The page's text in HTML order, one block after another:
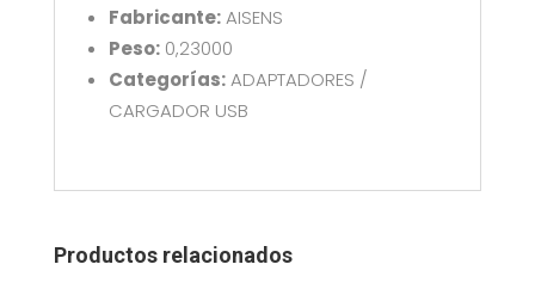
Fabricante:AISENS
Peso:0,23000
Categorías:ADAPTADORES /
CARGADOR USB
Productos relacionados